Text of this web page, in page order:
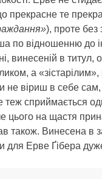
те
), проте без
по відношенню
в титул,
а
не віриш в себе
теж сприймається
цього на щастя
також. Винесена в
для Ерве Ґібера